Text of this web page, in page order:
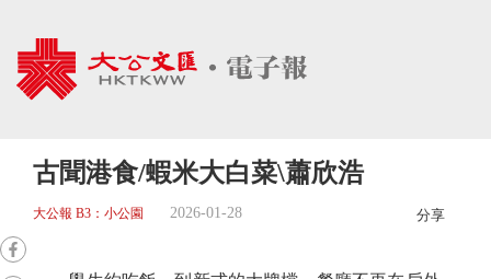
古聞港食/蝦米大白菜\蕭欣浩
大公報 B3：小公園 2026-01-28 分享